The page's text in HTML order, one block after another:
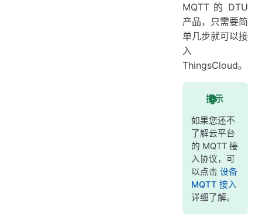
MQTT 的 DTU
产品，只需要简
单几步就可以接
入
ThingsCloud。
提示
如果您还不
了解云平台
的 MQTT 接
入协议，可
以点击 设备
MQTT 接入
详细了解。